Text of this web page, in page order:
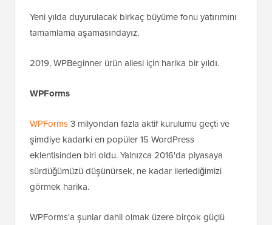
Yeni yılda duyurulacak birkaç büyüme fonu yatırımını
tamamlama aşamasındayız.
2019, WPBeginner ürün ailesi için harika bir yıldı.
WPForms
WPForms3 milyondan fazla aktif kurulumu geçti ve
şimdiye kadarki en popüler 15 WordPress
eklentisinden biri oldu. Yalnızca 2016'da piyasaya
sürdüğümüzü düşünürsek, ne kadar ilerlediğimizi
görmek harika.
WPForms'a şunlar dahil olmak üzere birçok güçlü